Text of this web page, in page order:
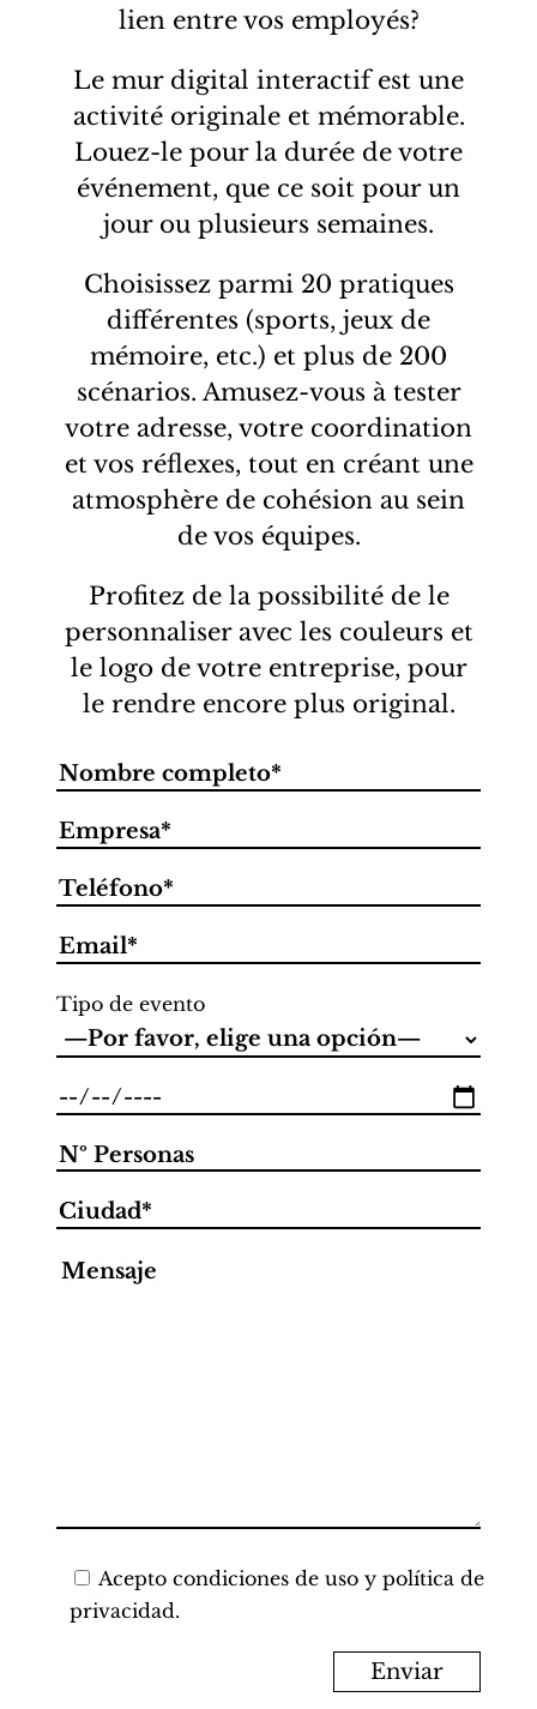
lien entre vos employés?
Le mur digital interactif est une
activité originale et mémorable.
Louez-le pour la durée de votre
événement, que ce soit pour un
jour ou plusieurs semaines.
Choisissez parmi 20 pratiques
différentes (sports, jeux de
mémoire, etc.) et plus de 200
scénarios. Amusez-vous à tester
votre adresse, votre coordination
et vos réflexes, tout en créant une
atmosphère de cohésion au sein
de vos équipes.
Profitez de la possibilité de le
personnaliser avec les couleurs et
le logo de votre entreprise, pour
le rendre encore plus original.
Tipo de evento
Aceptocondiciones de uso y política de
privacidad.